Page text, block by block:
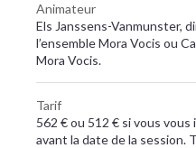
Animateur
Els Janssens-Vanmunster,
l’ensemble Mora Vocis ou
Mora Vocis.
Tarif
562 € ou 512 € si vous vous
avant la date de la session.